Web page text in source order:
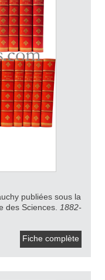
publiées sous la
des Sciences. 1882-
Fiche complète